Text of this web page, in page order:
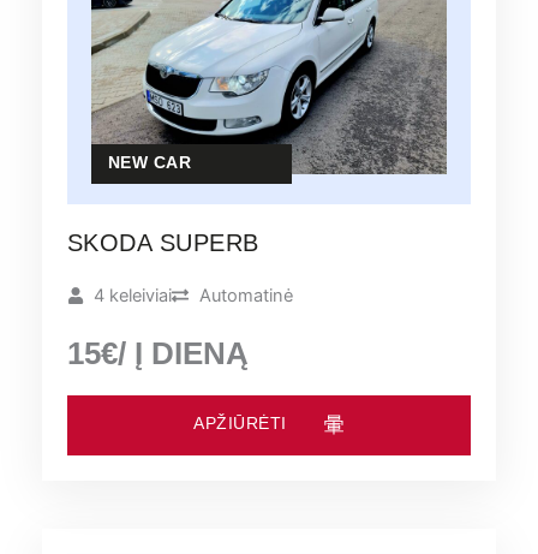
NEW CAR
SKODA SUPERB
4 keleiviai Automatinė
15€/ Į DIENĄ
APŽIŪRĖTI